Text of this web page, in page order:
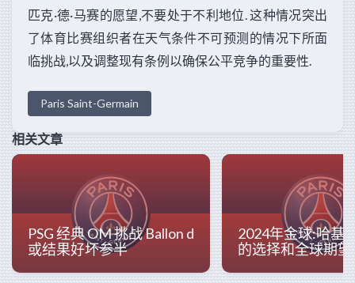
匹克·德·马赛的愿望,不要处于不利地位. 这种情况突出
了体育比赛组织者在天气条件不可预测的情况下所面
临挑战,以及调整现有条例以确保公平竞争的重要性.
Paris Saint-Germain
相关文章
PSG 经典 OM 挑战 Ballon d
或结果好坏参半
2024年金球:哈基
的选择和全球期望